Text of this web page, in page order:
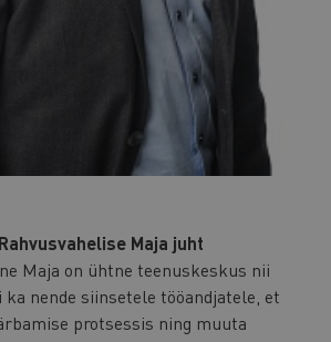
Maja juht
Maja on ühtne teenuskeskus nii
nende siinsetele tööandjatele, et
protsessis ning muuta